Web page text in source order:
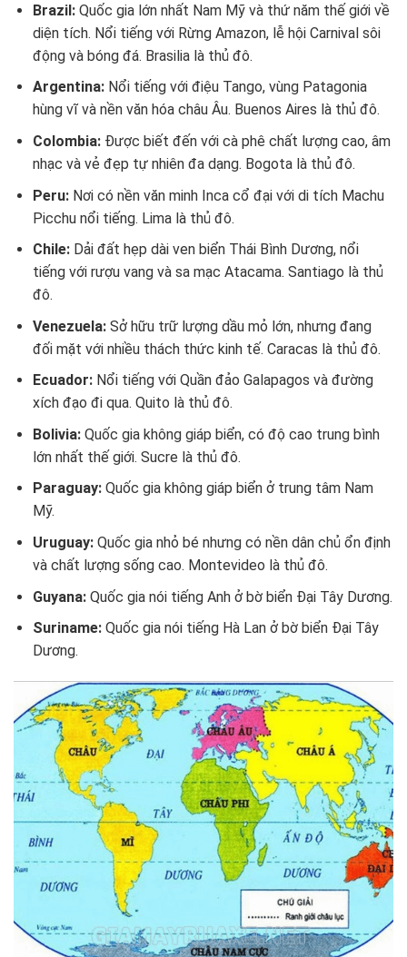
Brazil:Quốc gia lớn nhất Nam Mỹ và thứ năm thế giới về
diện tích. Nổi tiếng với Rừng Amazon, lễ hội Carnival sôi
động và bóng đá. Brasilia là thủ đô.
Argentina:Nổi tiếng với điệu Tango, vùng Patagonia
hùng vĩ và nền văn hóa châu Âu. Buenos Aires là thủ đô.
Colombia:Được biết đến với cà phê chất lượng cao, âm
nhạc và vẻ đẹp tự nhiên đa dạng. Bogota là thủ đô.
Peru:Nơi có nền văn minh Inca cổ đại với di tích Machu
Picchu nổi tiếng. Lima là thủ đô.
Chile:Dải đất hẹp dài ven biển Thái Bình Dương, nổi
tiếng với rượu vang và sa mạc Atacama. Santiago là thủ
đô.
Venezuela:Sở hữu trữ lượng dầu mỏ lớn, nhưng đang
đối mặt với nhiều thách thức kinh tế. Caracas là thủ đô.
Ecuador:Nổi tiếng với Quần đảo Galapagos và đường
xích đạo đi qua. Quito là thủ đô.
Bolivia:Quốc gia không giáp biển, có độ cao trung bình
lớn nhất thế giới. Sucre là thủ đô.
Paraguay:Quốc gia không giáp biển ở trung tâm Nam
Mỹ.
Uruguay:Quốc gia nhỏ bé nhưng có nền dân chủ ổn định
và chất lượng sống cao. Montevideo là thủ đô.
Guyana:Quốc gia nói tiếng Anh ở bờ biển Đại Tây Dương.
Suriname:Quốc gia nói tiếng Hà Lan ở bờ biển Đại Tây
Dương.